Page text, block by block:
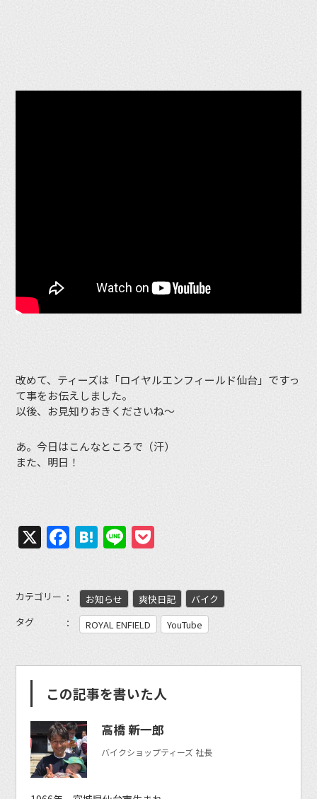
改めて、ティーズは「ロイヤルエンフィールド仙台」ですっ
て事をお伝えしました。
以後、お見知りおきくださいね〜
あ。今日はこんなところで（汗）
また、明日！
X Facebook
Hatena
Line
カテゴリー お知らせ 爽快日記
バイク
タグ
ROYAL ENFIELD YouTube
この記事を書いた人
高橋 新一郎
バイクショップティーズ 社長